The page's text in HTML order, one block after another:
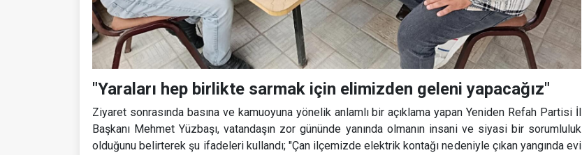
"Yaraları hep birlikte sarmak için elimizden geleni yapacağız"
Ziyaret sonrasında basına ve kamuoyuna yönelik anlamlı bir açıklama yapan Yeniden Refah Partisi İl
Başkanı Mehmet Yüzbaşı, vatandaşın zor gününde yanında olmanın insani ve siyasi bir sorumluluk
olduğunu belirterek şu ifadeleri kullandı; "Çan ilçemizde elektrik kontağı nedeniyle çıkan yangında evi